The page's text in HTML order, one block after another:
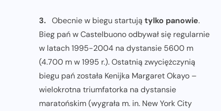
3. Obecnie w biegu startują tylko panowie.
Bieg pań w Castelbuono odbywał się regularnie
w latach 1995-2004 na dystansie 5600 m
(4.700 m w 1995 r.). Ostatnią zwyciężczynią
biegu pań została Kenijka Margaret Okayo –
wielokrotna triumfatorka na dystansie
maratońskim (wygrała m. in. New York City